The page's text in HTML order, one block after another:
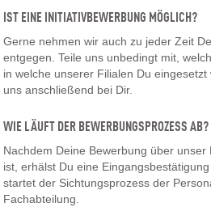
IST EINE INITIATIVBEWERBUNG MÖGLICH?
Gerne nehmen wir auch zu jeder Zeit
entgegen. Teile uns unbedingt mit,
in welche unserer Filialen Du
uns anschließend bei Dir.
WIE LÄUFT DER BEWERBUNGSPROZESS AB?
Nachdem Deine Bewerbung über
ist, erhälst Du eine
startet der Sichtungsprozess der
Fachabteilung.